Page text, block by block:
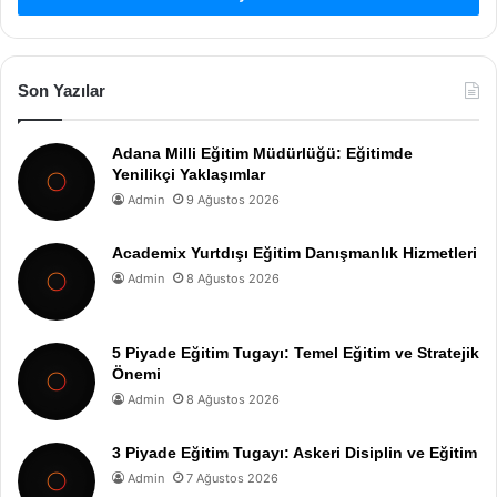
Son Yazılar
Adana Milli Eğitim Müdürlüğü: Eğitimde
Yenilikçi Yaklaşımlar
Admin 9 Ağustos 2026
Academix Yurtdışı Eğitim Danışmanlık Hizmetleri
Admin 8 Ağustos 2026
5 Piyade Eğitim Tugayı: Temel Eğitim ve Stratejik
Önemi
Admin 8 Ağustos 2026
3 Piyade Eğitim Tugayı: Askeri Disiplin ve Eğitim
Admin 7 Ağustos 2026